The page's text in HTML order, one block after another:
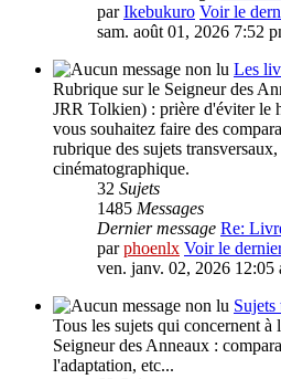
parIkebukuro Voir le
sam. août 01, 2026 7:52
Les
Rubrique sur le Seigneur des
JRR Tolkien) : prière d'éviter le
vous souhaitez faire des
rubrique des sujets
cinématographique.
32 Sujets
1485 Messages
Dernier message Re:
parphoenlx Voir le
ven. janv. 02, 2026 12:05
Sujets
Tous les sujets qui concernent
Seigneur des Anneaux :
l'adaptation, etc...